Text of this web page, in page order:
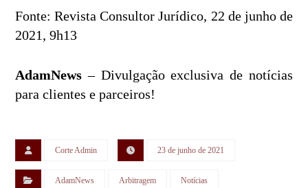
Fonte: Revista Consultor Jurídico, 22 de junho de
2021, 9h13
AdamNews – Divulgação exclusiva de notícias
para clientes e parceiros!
Corte Admin 23 de junho de 2021
AdamNews Arbitragem Notícias